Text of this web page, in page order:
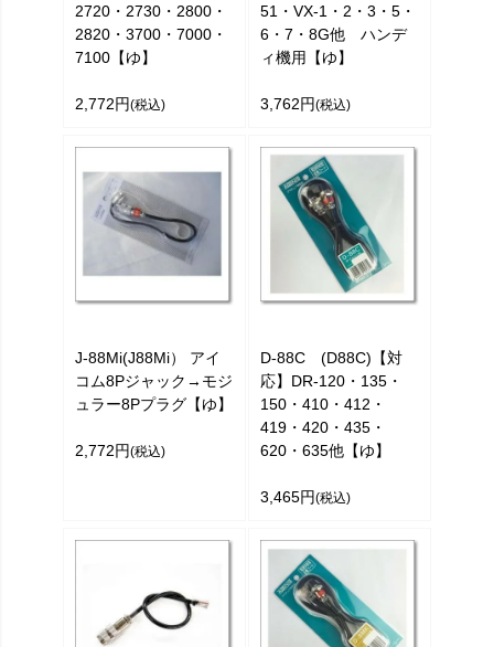
2720・2730・2800・
2820・3700・7000・
7100【ゆ】
2,772円(税込)
51・VX-1・2・3・5・
6・7・8G他 ハンデ
ィ機用【ゆ】
3,762円(税込)
J-88Mi(J88Mi） アイ
コム8Pジャック→モジ
ュラー8Pプラグ【ゆ】
2,772円(税込)
D-88C (D88C)【対
応】DR-120・135・
150・410・412・
419・420・435・
620・635他【ゆ】
3,465円(税込)